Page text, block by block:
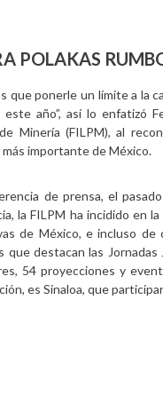
POLAKAS
que ponerle un límite a la
este año”, así lo enfatizó
Minería (FILPM), al
importante de México.
de prensa, el
la FILPM ha incidido en
de México, e incluso
que destacan las
54 proyecciones y
es Sinaloa, que